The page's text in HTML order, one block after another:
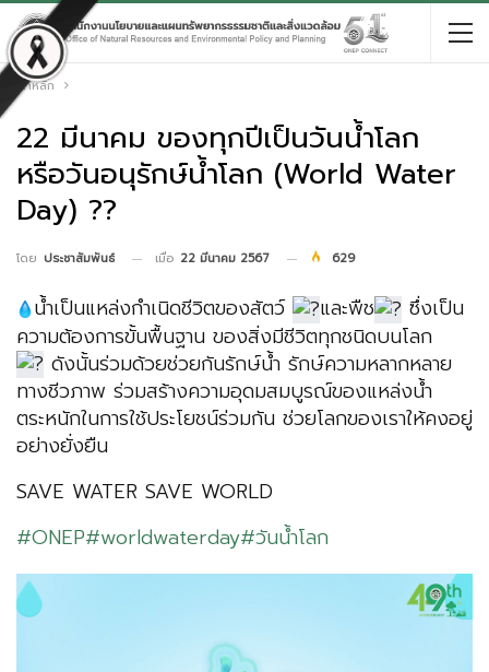
หน้าหลัก
22 มีนาคม ของทุกปีเป็นวันน้ำโลก
หรือวันอนุรักษ์น้ำโลก (World Water
Day) ??
โดย ประชาสัมพันธ์ เมื่อ 22 มีนาคม 2567 629
น้ำเป็นแหล่งกำเนิดชีวิตของสัตว์ และพืช
ซึ่งเป็น
ความต้องการขั้นพื้นฐาน ของสิ่งมีชีวิตทุกชนิดบนโลก
ดังนั้นร่วมด้วยช่วยกันรักษ์น้ำ รักษ์ความหลากหลาย
ทางชีวภาพ ร่วมสร้างความอุดมสมบูรณ์ของแหล่งน้ำ
ตระหนักในการใช้ประโยชน์ร่วมกัน ช่วยโลกของเราให้คงอยู่
อย่างยั่งยืน
SAVE WATER SAVE WORLD
#ONEP#worldwaterday#วันน้ำโลก